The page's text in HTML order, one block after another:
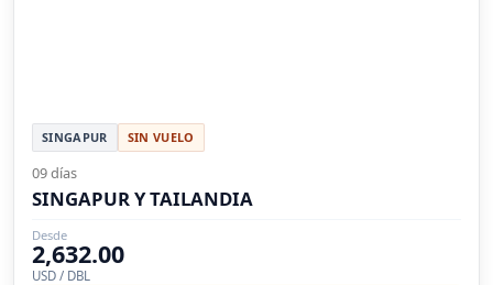
SINGAPUR SIN VUELO
09 días
SINGAPUR Y TAILANDIA
Desde
2,632.00
USD / DBL